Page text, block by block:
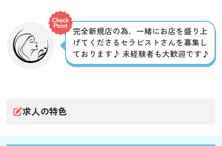
完全新規店の為、一緒にお店を盛り上
げてくださるセラピストさんを募集し
ております♪ 未経験者も大歓迎です♪
求人の特色